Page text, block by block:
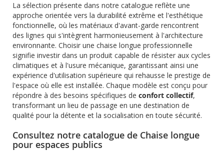
La sélection présente dans notre catalogue reflète une
approche orientée vers la durabilité extrême et l'esthétique
fonctionnelle, où les matériaux d'avant-garde rencontrent
des lignes qui s'intègrent harmonieusement à l'architecture
environnante. Choisir une chaise longue professionnelle
signifie investir dans un produit capable de résister aux cycles
climatiques et à l'usure mécanique, garantissant ainsi une
expérience d'utilisation supérieure qui rehausse le prestige de
l'espace où elle est installée. Chaque modèle est conçu pour
répondre à des besoins spécifiques de confort collectif,
transformant un lieu de passage en une destination de
qualité pour la détente et la socialisation en toute sécurité.
Consultez notre catalogue de Chaise longue
pour espaces publics